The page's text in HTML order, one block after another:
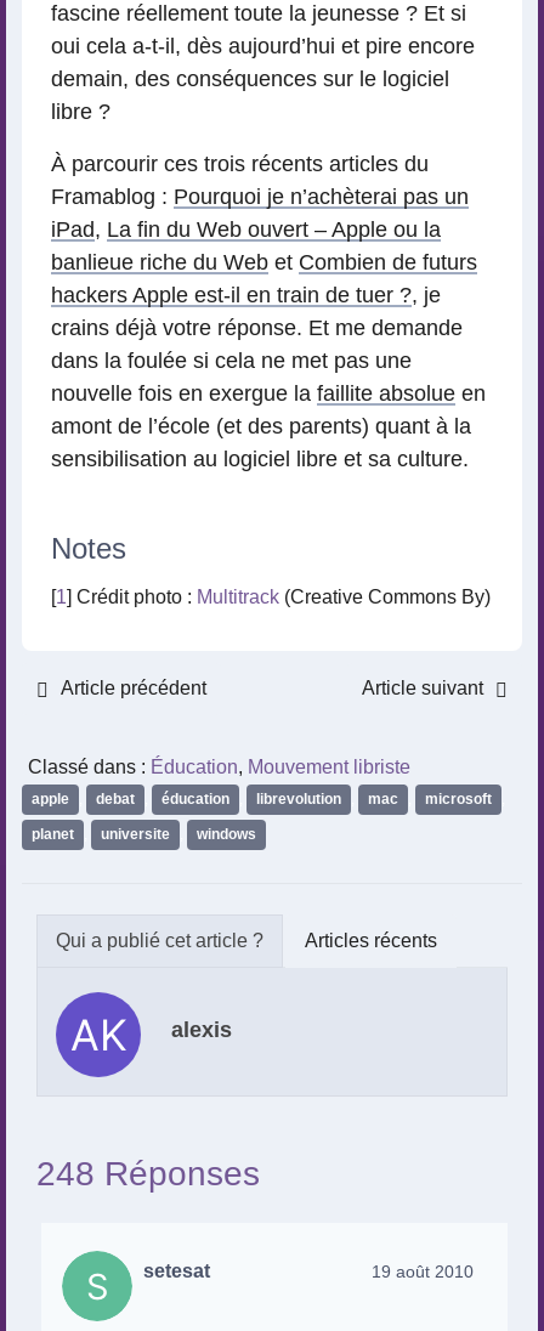
fascine réellement toute la jeunesse ? Et si
oui cela a-t-il, dès aujourd’hui et pire encore
demain, des conséquences sur le logiciel
libre ?
À parcourir ces trois récents articles du
Framablog : Pourquoi je n’achèterai pas un
iPad, La fin du Web ouvert – Apple ou la
banlieue riche du Web et Combien de futurs
hackers Apple est-il en train de tuer ?, je
crains déjà votre réponse. Et me demande
dans la foulée si cela ne met pas une
nouvelle fois en exergue la faillite absolue en
amont de l’école (et des parents) quant à la
sensibilisation au logiciel libre et sa culture.
Notes
[1] Crédit photo : Multitrack (Creative Commons By)
Article précédent Article suivant
Classé dans : Éducation, Mouvement libriste
apple debat éducation librevolution mac microsoft
planet universite windows
Articles récents
alexis
248 Réponses
setesat 19 août 2010